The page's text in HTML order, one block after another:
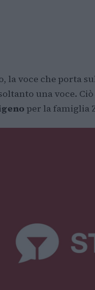
la voce che porta
una voce.
per la famiglia